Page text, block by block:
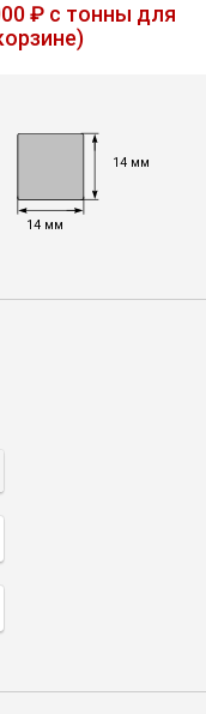
₽ с тонны для
14 мм
14 мм